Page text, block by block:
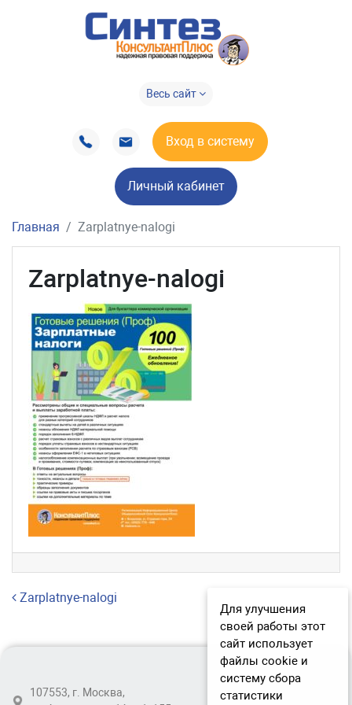
Весь сайт
Вход в систему
Личный кабинет
Главная Zarplatnye-nalogi
Zarplatnye-nalogi
Навигация по записям
Zarplatnye-nalogi
107553, г. Москва,
Для улучшения
своей работы этот
сайт использует
файлы cookie и
систему сбора
статистики